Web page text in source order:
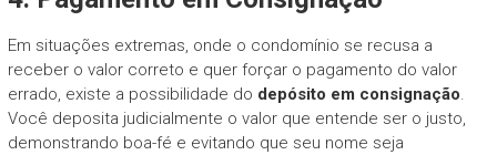
Em situações extremas, onde o condomínio se recusa a
receber o valor correto e quer forçar o pagamento do valor
errado, existe a possibilidade do depósito em consignação.
Você deposita judicialmente o valor que entende ser o justo,
demonstrando boa-fé e evitando que seu nome seja